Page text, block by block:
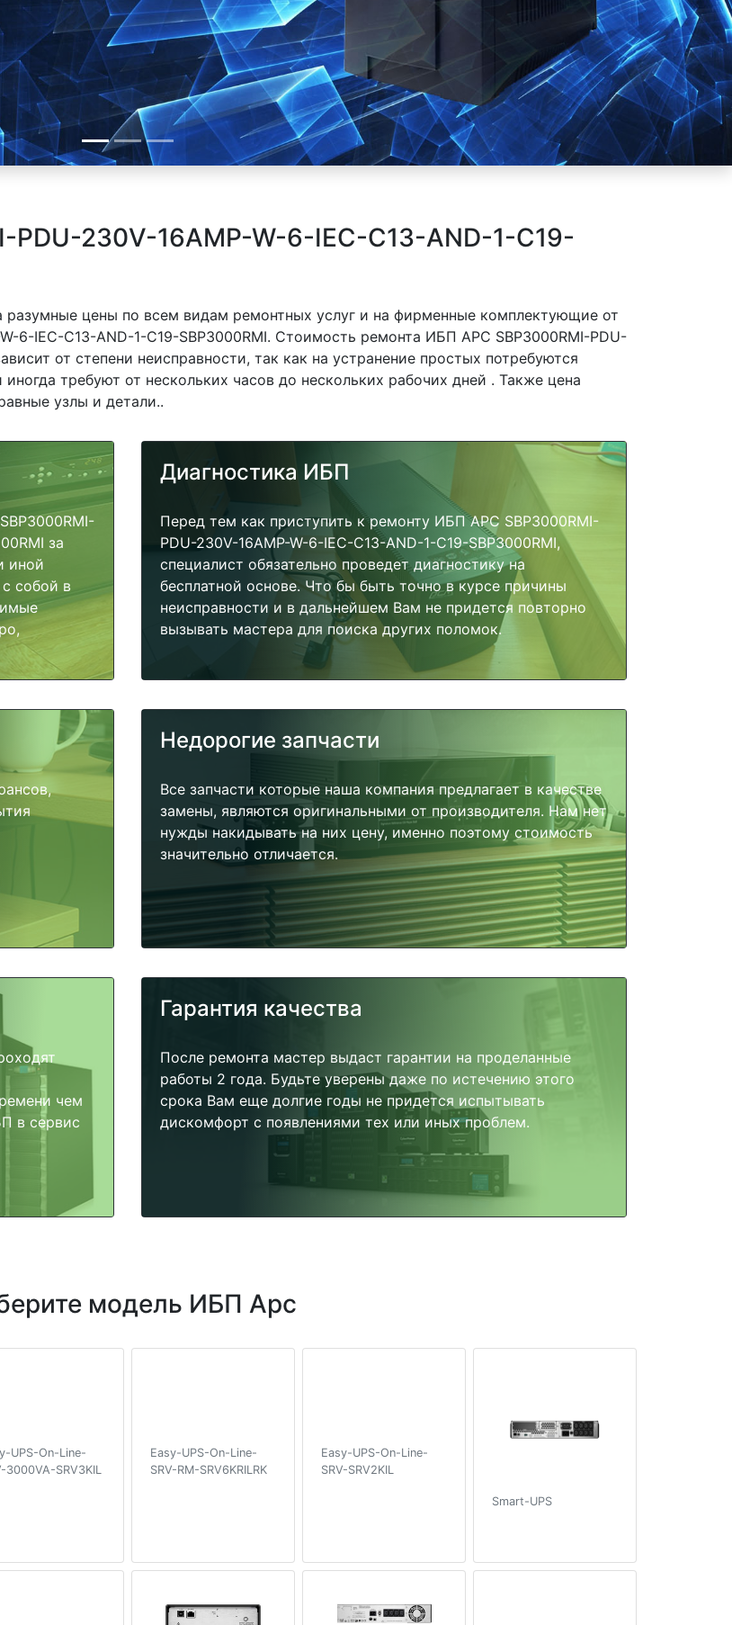
PDU-230V-16AMP-W-6-IEC-C13-AND-1-C19-
разумные цены по всем видам ремонтных услуг и на фирменные комплектующие от
6-IEC-C13-AND-1-C19-SBP3000RMI. Стоимость ремонта ИБП APC SBP3000RMI-PDU-
от степени неисправности, так как на устранение простых потребуются
требуют от нескольких часов до нескольких рабочих дней . Также цена
узлы и детали..
за
иной
собой в
Диагностика ИБП
Перед тем как приступить к ремонту ИБП APC SBP3000RMI-
PDU-230V-16AMP-W-6-IEC-C13-AND-1-C19-SBP3000RMI,
специалист обязательно проведет диагностику на
бесплатной основе. Что бы быть точно в курсе причины
неисправности и в дальнейшем Вам не придется повторно
вызывать мастера для поиска других поломок.
Недорогие запчасти
Все запчасти которые наша компания предлагает в качестве
замены, являются оригинальными от производителя. Нам нет
нужды накидывать на них цену, именно поэтому стоимость
значительно отличается.
чем
в сервис
Гарантия качества
После ремонта мастер выдаст гарантии на проделанные
работы 2 года. Будьте уверены даже по истечению этого
срока Вам еще долгие годы не придется испытывать
дискомфорт с появлениями тех или иных проблем.
модель ИБП Apc
UPS-On-Line-
3000VA-SRV3KIL
Easy-UPS-On-Line-
SRV-RM-SRV6KRILRK
Easy-UPS-On-Line-
SRV-SRV2KIL
Smart-UPS